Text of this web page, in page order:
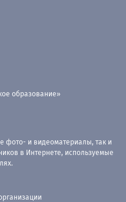
образование»
фото- и видеоматериалы, так и
в Интернете, используемые